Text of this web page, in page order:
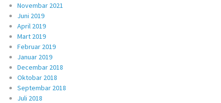
Novembar 2021
Juni 2019
April 2019
Mart 2019
Februar 2019
Januar 2019
Decembar 2018
Oktobar 2018
Septembar 2018
Juli 2018